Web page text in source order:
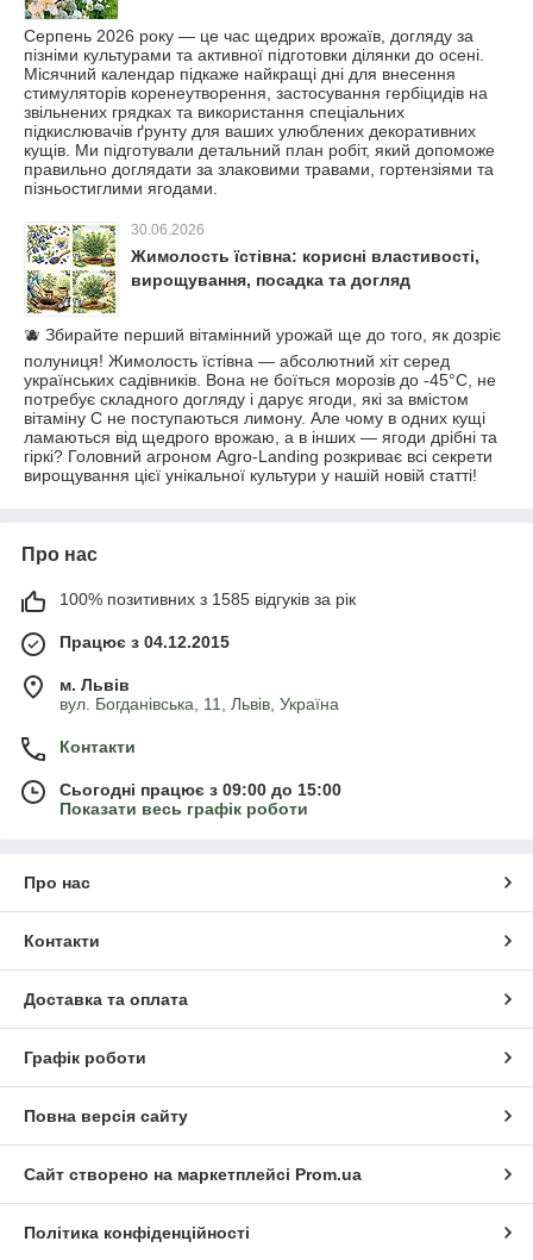
Серпень 2026 року — це час щедрих врожаїв, догляду за
пізніми культурами та активної підготовки ділянки до осені.
Місячний календар підкаже найкращі дні для внесення
стимуляторів коренеутворення, застосування гербіцидів на
звільнених грядках та використання спеціальних
підкислювачів ґрунту для ваших улюблених декоративних
кущів. Ми підготували детальний план робіт, який допоможе
правильно доглядати за злаковими травами, гортензіями та
пізньостиглими ягодами.
30.06.2026
Жимолость їстівна: корисні властивості,
вирощування, посадка та догляд
🫐 Збирайте перший вітамінний урожай ще до того, як дозріє
полуниця! Жимолость їстівна — абсолютний хіт серед
українських садівників. Вона не боїться морозів до -45°C, не
потребує складного догляду і дарує ягоди, які за вмістом
вітаміну С не поступаються лимону. Але чому в одних кущі
ламаються від щедрого врожаю, а в інших — ягоди дрібні та
гіркі? Головний агроном Agro-Landing розкриває всі секрети
вирощування цієї унікальної культури у нашій новій статті!
Про нас
100% позитивних з 1585 відгуків за рік
Працює з 04.12.2015
м. Львів
вул. Богданівська, 11, Львів, Україна
Контакти
Сьогодні працює з 09:00 до 15:00
Показати весь графік роботи
Про нас
Контакти
Доставка та оплата
Графік роботи
Повна версія сайту
Сайт створено на маркетплейсі Prom.ua
Політика конфіденційності